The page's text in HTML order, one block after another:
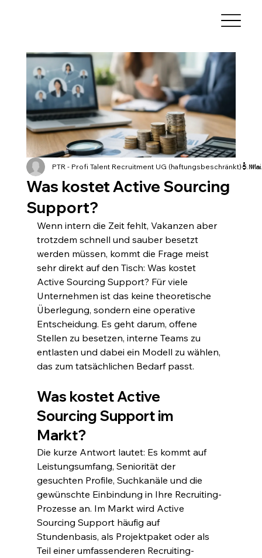
Was kostet Active Sourcing
Support?
PTR - Profi Talent Recruitment UG (haftungsbeschränkt)5. Mai
5
Wenn intern die Zeit fehlt, Vakanzen aber
trotzdem schnell und sauber besetzt
werden müssen, kommt die Frage meist
sehr direkt auf den Tisch: Was kostet
Active Sourcing Support? Für viele
Unternehmen ist das keine theoretische
Überlegung, sondern eine operative
Entscheidung. Es geht darum, offene
Stellen zu besetzen, interne Teams zu
entlasten und dabei ein Modell zu wählen,
das zum tatsächlichen Bedarf passt.
Was kostet Active
Sourcing Support im
Markt?
Die kurze Antwort lautet: Es kommt auf
Leistungsumfang, Seniorität der
gesuchten Profile, Suchkanäle und die
gewünschte Einbindung in Ihre Recruiting-
Prozesse an. Im Markt wird Active
Sourcing Support häufig auf
Stundenbasis, als Projektpaket oder als
Teil einer umfassenderen Recruiting-